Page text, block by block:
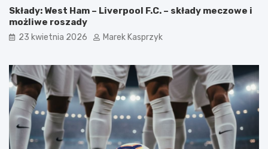
Składy: West Ham – Liverpool F.C. – składy meczowe i
możliwe roszady
23 kwietnia 2026 Marek Kasprzyk